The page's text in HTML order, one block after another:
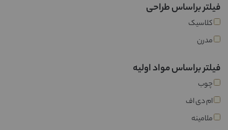
فیلتر براساس طراحی
کلاسیک
مدرن
فیلتر براساس مواد اولیه
چوب
ام دی اف
ملامینه